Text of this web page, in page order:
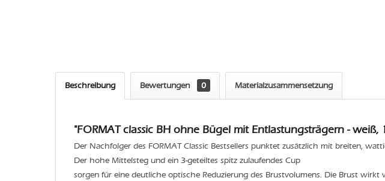
Beschreibung Bewertungen 0 Materialzusammensetzung
"FORMAT classic BH ohne Bügel mit Entlastungsträgern - weiß,
Der Nachfolger des FORMAT Classic Bestsellers punktet zusätzlich mit breiten,
Der hohe Mittelsteg und ein 3-geteiltes spitz zulaufendes Cup
sorgen für eine deutliche optische Reduzierung des Brustvolumens. Die Brust